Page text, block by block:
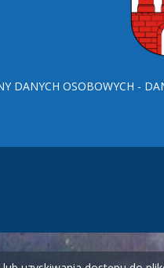
DANYCH OSOBOWYCH -